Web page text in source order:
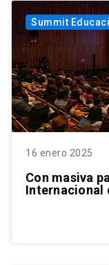
Summit
16 enero 2025
Con masiva
Internacional